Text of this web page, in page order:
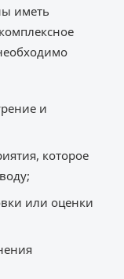
иметь
и
которое
или оценки